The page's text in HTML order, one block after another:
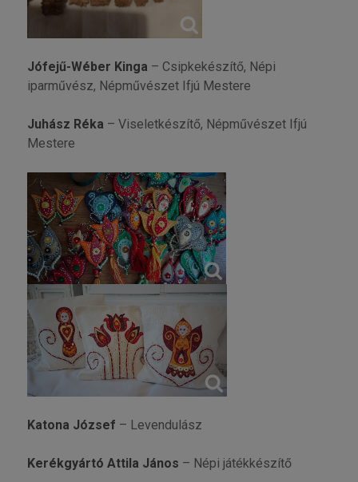
Jófejű-Wéber Kinga – Csipkekészítő, Népi
iparművész, Népművészet Ifjú Mestere
Juhász Réka – Viseletkészítő, Népművészet Ifjú
Mestere
Katona József – Levendulász
Kerékgyártó Attila János – Népi játékkészítő